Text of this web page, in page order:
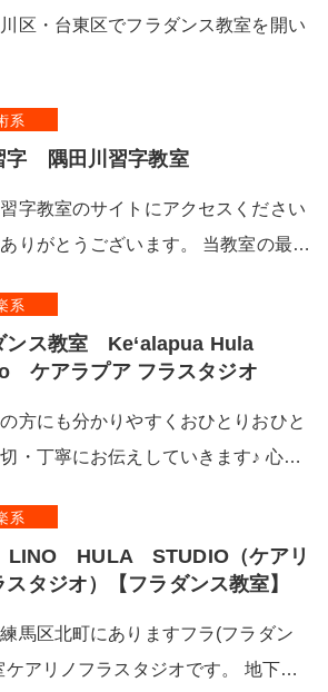
区・台東区でフラダンス教室を開い
系
字 隅田川習字教室
字教室のサイトにアクセスください
ありがとうございます。 当教室の最…
系
ンス教室 Ke‘alapua Hula
ケアラプア フラスタジオ
方にも分かりやすくおひとりおひと
・丁寧にお伝えしていきます♪ 心…
系
HULA STUDIO（ケアリ
スタジオ）【フラダンス教室】
馬区北町にありますフラ(フラダン
ケアリノフラスタジオです。 地下…